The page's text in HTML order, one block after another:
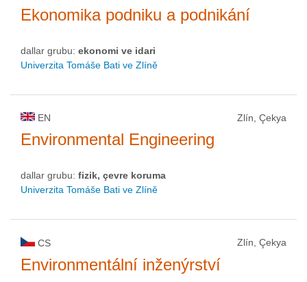
Ekonomika podniku a podnikání
dallar grubu: ekonomi ve idari
Univerzita Tomáše Bati ve Zlíně
EN Zlín, Çekya
Environmental Engineering
dallar grubu: fizik, çevre koruma
Univerzita Tomáše Bati ve Zlíně
CS Zlín, Çekya
Environmentální inženýrství